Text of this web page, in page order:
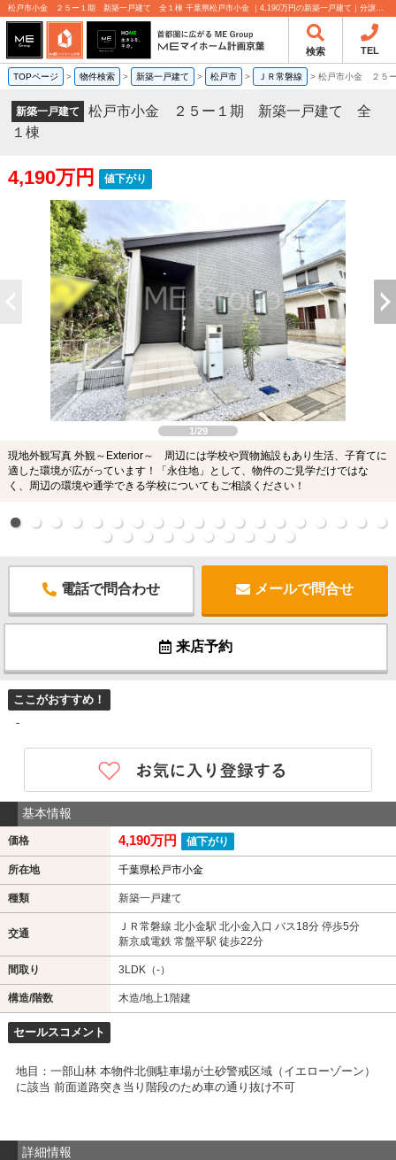
松戸市小金 ２５ー１期 新築一戸建て 全１棟 千葉県松戸市小金 ｜4,190万円の新築一戸建て｜分譲住宅や新築物件｜MEマイホーム計画京葉株式会社
検索 TEL
TOPページ > 物件検索 > 新築一戸建て > 松戸市 > ＪＲ常磐線 > 松戸市小金 ２５
新築一戸建て
松戸市小金 ２５ー１期 新築一戸建て 全
１棟
4,190万円 値下がり
1/29
現地外観写真 外観～Exterior～ 周辺には学校や買物施設もあり生活、子育てに
適した環境が広がっています！「永住地」として、物件のご見学だけではな
く、周辺の環境や通学できる学校についてもご相談ください！
電話で問合わせ メールで問合せ
来店予約
ここがおすすめ！
-
基本情報
価格 4,190万円 値下がり
所在地 千葉県松戸市小金
種類 新築一戸建て
交通
ＪＲ常磐線 北小金駅 北小金入口 バス18分 停歩5分
新京成電鉄 常盤平駅 徒歩22分
間取り 3LDK（-）
構造/階数 木造/地上1階建
セールスコメント
地目：一部山林 本物件北側駐車場が土砂警戒区域（イエローゾーン）
に該当 前面道路突き当り階段のため車の通り抜け不可
詳細情報